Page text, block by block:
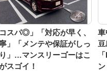
コスパ◎」「対応が早く、
」「メンテや保証がしっ
」…マンスリーゴーはこ
スゴイ！
車
ン